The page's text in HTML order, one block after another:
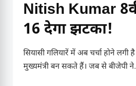
Nitish Kumar
16 देगा झटका!
सियासी गलियारें में अब चर्चा होने
मुख्यमंत्री बन सकते हैं। जब से बीजेपी